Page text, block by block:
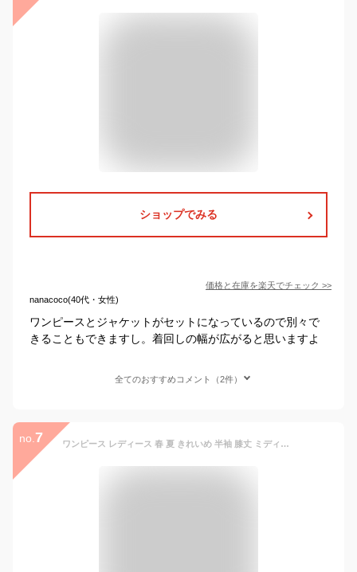
ショップでみる
価格と在庫を楽天でチェック >>
nanacoco(40代・女性)
ワンピースとジャケットがセットになっているので別々で
きることもできますし。着回しの幅が広がると思いますよ
全てのおすすめコメント（2件）
no. 7 ワンピース レディース 春 夏 きれいめ 半袖 膝丈 ミディアム ワンピース バック スリット パフスリーブ ワンピース 夏 クールネック 上品 大人 通勤 オフィス フォーマル 仕事 ドレス 体型カバー 着痩せ おしゃれ 結婚式 お出かけ 入学式 入園式 卒業式 30代 40代 50代